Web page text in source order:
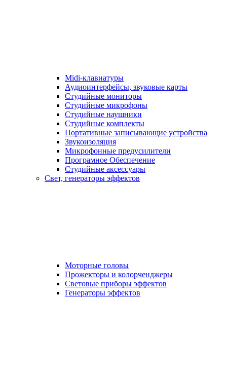
Midi-клавиатуры
Аудиоинтерфейсы, звуковые карты
Студийные мониторы
Студийные микрофоны
Студийные наушники
Студийные комплекты
Портативные записывающие устройства
Звукоизоляция
Микрофонные предусилители
Програмное Обеспечение
Студийные аксессуары
Свет, генераторы эффектов
Моторные головы
Прожекторы и колорченджеры
Световые приборы эффектов
Генераторы эффектов